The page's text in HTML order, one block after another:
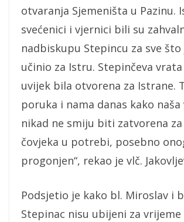
otvaranja Sjemeništa u Pazinu.
svećenici i vjernici bili su
nadbiskupu Stepincu za sve što
učinio za Istru. Stepinčeva vrata
uvijek bila otvorena za Istrane.
poruka i nama danas kako
nikad ne smiju biti zatvorena za
čovjeka u potrebi, posebno
progonjen“, rekao je vlč.
Podsjetio je kako bl. Miroslav i
Stepinac nisu ubijeni za